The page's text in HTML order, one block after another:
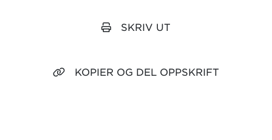
SKRIV UT
KOPIER OG DEL OPPSKRIFT